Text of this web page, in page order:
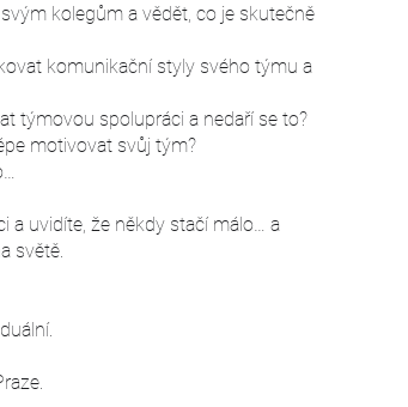
kolegům a vědět, co je skutečně
komunikační styly svého týmu a
týmovou spolupráci a nedaří se to?
motivovat svůj tým?
a uvidíte, že někdy stačí málo… a
světě.